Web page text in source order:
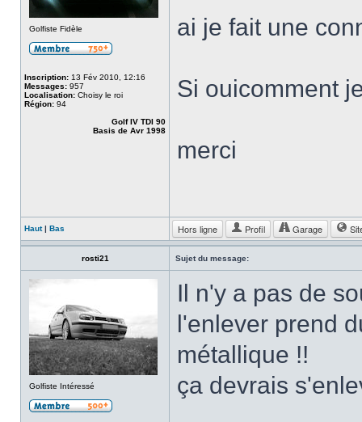
Golfiste Fidèle
Inscription: 13 Fév 2010, 12:16
Messages: 957
Localisation: Choisy le roi
Région: 94
Golf IV TDI 90
Basis de Avr 1998
ai je fait une
Si ouicomment
merci
Haut| Bas Hors ligne Profil Garage
rosti21 Sujet du message:
Golfiste Intéressé
Il n'y a pas de
l'enlever prend
métallique !!
ça devrais